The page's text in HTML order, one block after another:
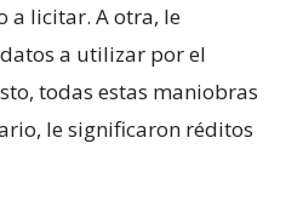
a licitar. A otra, le
a utilizar por el
todas estas maniobras
le significaron réditos